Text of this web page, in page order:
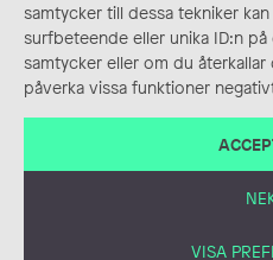
samtycker till dessa tekniker
surfbeteende eller unika ID:n
samtycker eller om du
påverka vissa funktioner
VISA